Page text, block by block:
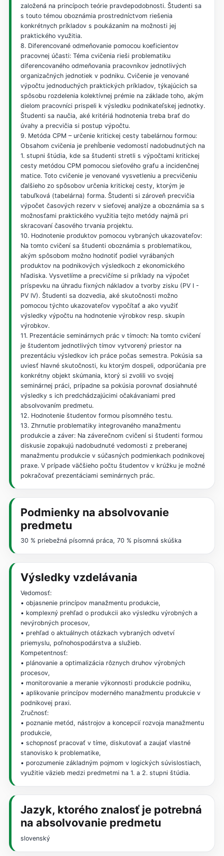
založená na princípoch teórie pravdepodobnosti. Študenti sa
s touto témou oboznámia prostredníctvom riešenia
konkrétnych príkladov s poukázaním na možnosti jej
praktického využitia.
8. Diferencované odmeňovanie pomocou koeficientov
pracovnej účasti: Téma cvičenia rieši problematiku
diferencovaného odmeňovania pracovníkov jednotlivých
organizačných jednotiek v podniku. Cvičenie je venované
výpočtu jednoduchých praktických príkladov, týkajúcich sa
spôsobu rozdelenia kolektívnej prémie na základe toho, akým
dielom pracovníci prispeli k výsledku podnikateľskej jednotky.
Študenti sa naučia, aké kritériá hodnotenia treba brať do
úvahy a precvičia si postup výpočtu.
9. Metóda CPM – určenie kritickej cesty tabelárnou formou:
Obsahom cvičenia je prehĺbenie vedomostí nadobudnutých na
1. stupni štúdia, kde sa študenti stretli s výpočtami kritickej
cesty metódou CPM pomocou sieťového grafu a incidenčnej
matice. Toto cvičenie je venované vysvetleniu a precvičeniu
ďalšieho zo spôsobov určenia kritickej cesty, ktorým je
tabuľková (tabelárna) forma. Študenti si zároveň precvičia
výpočet časových rezerv v sieťovej analýze a oboznámia sa s
možnosťami praktického využitia tejto metódy najmä pri
skracovaní časového trvania projektu.
10. Hodnotenie produktov pomocou vybraných ukazovateľov:
Na tomto cvičení sa študenti oboznámia s problematikou,
akým spôsobom možno hodnotiť podiel vyrábaných
produktov na podnikových výsledkoch z ekonomického
hľadiska. Vysvetlíme a precvičíme si príklady na výpočet
príspevku na úhradu fixných nákladov a tvorby zisku (PV I -
PV IV). Študenti sa dozvedia, aké skutočnosti možno
pomocou týchto ukazovateľov vypočítať a ako využiť
výsledky výpočtu na hodnotenie výrobkov resp. skupín
výrobkov.
11. Prezentácie seminárnych prác v tímoch: Na tomto cvičení
je študentom jednotlivých tímov vytvorený priestor na
prezentáciu výsledkov ich práce počas semestra. Pokúsia sa
uviesť hlavné skutočnosti, ku ktorým dospeli, odporúčania pre
konkrétny objekt skúmania, ktorý si zvolili vo svojej
seminárnej práci, prípadne sa pokúsia porovnať dosiahnuté
výsledky s ich predchádzajúcimi očakávaniami pred
absolvovaním predmetu.
12. Hodnotenie študentov formou písomného testu.
13. Zhrnutie problematiky integrovaného manažmentu
produkcie a záver: Na záverečnom cvičení si študenti formou
diskusie zopakujú nadobudnuté vedomosti z preberanej
manažmentu produkcie v súčasných podmienkach podnikovej
praxe. V prípade väčšieho počtu študentov v krúžku je možné
pokračovať prezentáciami seminárnych prác.
Podmienky na absolvovanie
predmetu
30 % priebežná písomná práca, 70 % písomná skúška
Výsledky vzdelávania
Vedomosť:
• objasnenie princípov manažmentu produkcie,
• komplexný prehľad o produkcii ako výsledku výrobných a
nevýrobných procesov,
• prehľad o aktuálnych otázkach vybraných odvetví
priemyslu, poľnohospodárstva a služieb.
Kompetentnosť:
• plánovanie a optimalizácia rôznych druhov výrobných
procesov,
• monitorovanie a meranie výkonnosti produkcie podniku,
• aplikovanie princípov moderného manažmentu produkcie v
podnikovej praxi.
Zručnosť:
• poznanie metód, nástrojov a koncepcií rozvoja manažmentu
produkcie,
• schopnosť pracovať v tíme, diskutovať a zaujať vlastné
stanovisko k problematike,
• porozumenie základným pojmom v logických súvislostiach,
využitie väzieb medzi predmetmi na 1. a 2. stupni štúdia.
Jazyk, ktorého znalosť je potrebná
na absolvovanie predmetu
slovenský